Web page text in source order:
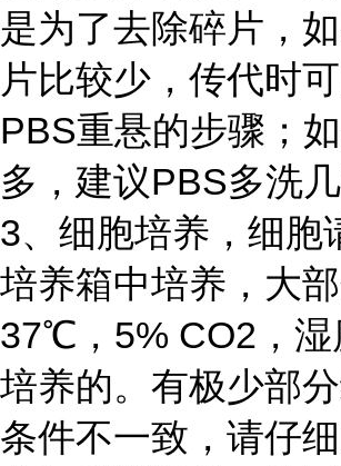
是为了去除碎片，
片比较少，传代时
PBS重悬的步骤；
多，建议PBS多洗几
3、细胞培养，细胞
培养箱中培养，大
37℃，5% CO2，湿
培养的。有极少部
条件不一致，请仔